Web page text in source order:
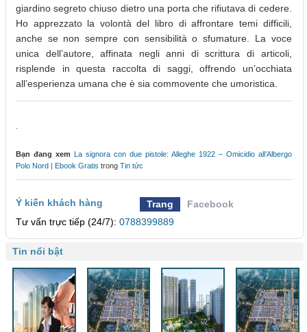
giardino segreto chiuso dietro una porta che rifiutava di cedere.
Ho apprezzato la volontà del libro di affrontare temi difficili,
anche se non sempre con sensibilità o sfumature. La voce
unica dell’autore, affinata negli anni di scrittura di articoli,
risplende in questa raccolta di saggi, offrendo un’occhiata
all’esperienza umana che è sia commovente che umoristica.
Bạn đang xem
La signora con due pistole: Alleghe 1922 – Omicidio all’Albergo
Polo Nord | Ebook Gratis trong Tin tức
Ý kiến khách hàng Trang
Facebook
Tư vấn trực tiếp (24/7): 0788399889
Tin nổi bật